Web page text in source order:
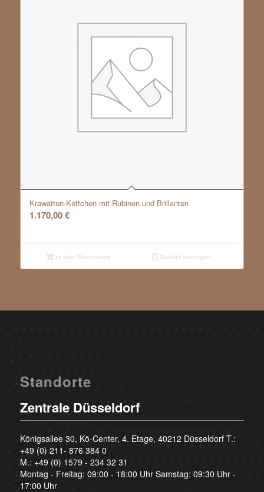
Krawatten-Kettchen mit Rubinen und Brillanten
1.170,00€
In den Warenkorb Details anzeigen
Standorte
Zentrale Düsseldorf
Königsallee 30, Kö-Center, 4. Etage, 40212 Düsseldorf T.:
+49 (0) 211- 876 384 0
M.: +49 (0) 1579 - 234 32 31
Montag - Freitag: 09:00 - 18:00 Uhr Samstag: 09:30 Uhr -
17:00 Uhr